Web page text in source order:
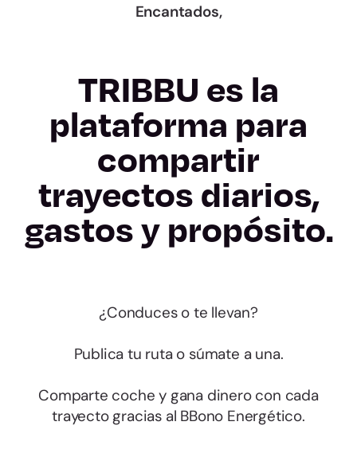
Encantados,
TRIBBU es la
plataforma para
compartir
trayectos diarios,
gastos y propósito.
¿Conduces o te llevan?
Publica tu ruta o súmate a una.
Comparte coche y gana dinero con cada
trayecto gracias al BBono Energético.